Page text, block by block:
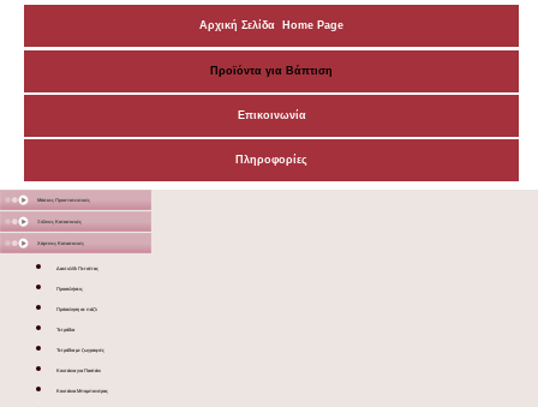
Αρχική Σελίδα Home Page
Προϊόντα για Βάπτιση
Επικοινωνία
Πληροφορίες
Μάσκες Προστατευτικές
Ξύλινες Κατασκευές
Χάρτινες Κατασκευές
Δακτυλίδι Πετσέτας
Προσκλήσεις
Πρόσκληση σε πάζλ
Τετράδια
Τετράδια με ζωγραφιές
Κουτάκια για Παστάκι
Κουτάκια Μπομπονιέρας